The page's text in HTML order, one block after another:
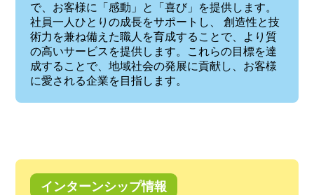
で、お客様に「感動」と「喜び」を提供します。
社員一人ひとりの成長をサポートし、 創造性と技
術力を兼ね備えた職人を育成することで、より質
の高いサービスを提供します。これらの目標を達
成することで、地域社会の発展に貢献し、お客様
に愛される企業を目指します。
インターンシップ情報